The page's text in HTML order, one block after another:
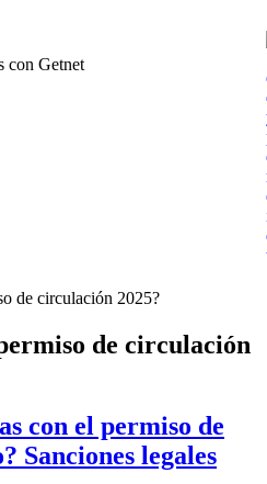
de circulación 2025?
de circulación
con el permiso de
Sanciones legales